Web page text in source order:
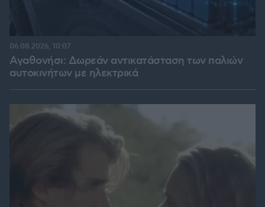
Αγαθονήσι: Δωρεάν αντικατάσταση των παλιών
αυτοκινήτων με ηλεκτρικά
06.08.2026, 10:07